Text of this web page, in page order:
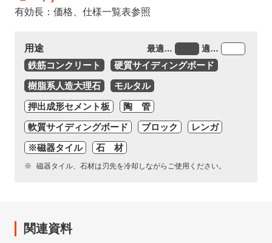
有効長：価格、仕様一覧表参照
用途 最適… 適…
鉄筋コンクリート
硬質サイディングボード
樹脂系人造大理石
モルタル
押出成形セメント板
陶 管
軟質サイディングボード
ブロック
レンガ
※磁器タイル
石 材
磁器タイル、石材は刃先を冷却しながらご使用ください。
関連資料